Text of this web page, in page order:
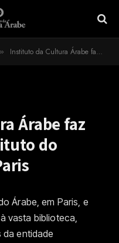
» Instituto da Cultura Árabe faz acordo com o Instituto do Mundo Árabe de Paris
Árabe faz
do
Árabe, em Paris, e
vasta biblioteca,
da entidade